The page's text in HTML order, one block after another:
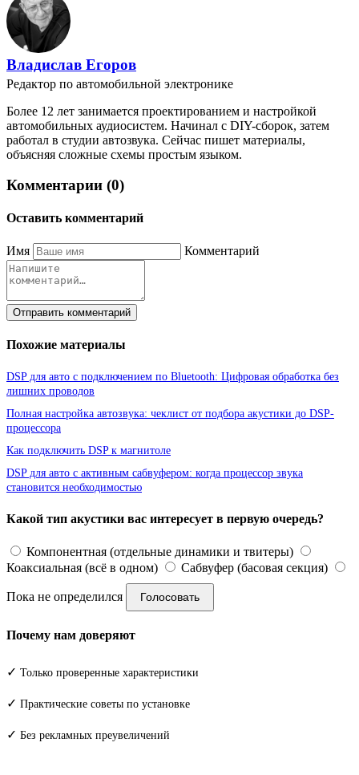
Владислав Егоров
Редактор по автомобильной электронике
Более 12 лет занимается проектированием и настройкой
автомобильных аудиосистем. Начинал с DIY-сборок, затем
работал в студии автозвука. Сейчас пишет материалы,
объясняя сложные схемы простым языком.
Комментарии (0)
Оставить комментарий
Имя Комментарий
Отправить комментарий
Похожие материалы
DSP для авто с подключением по Bluetooth: Цифровая обработка без
лишних проводов
Полная настройка автозвука: чеклист от подбора акустики до DSP-
процессора
Как подключить DSP к магнитоле
DSP для авто с активным сабвуфером: когда процессор звука
становится необходимостью
Какой тип акустики вас интересует в первую очередь?
Компонентная (отдельные динамики и твитеры)
Коаксиальная (всё в одном)
Сабвуфер (басовая секция)
Пока не определился Голосовать
Почему нам доверяют
✓ Только проверенные характеристики
✓ Практические советы по установке
✓ Без рекламных преувеличений